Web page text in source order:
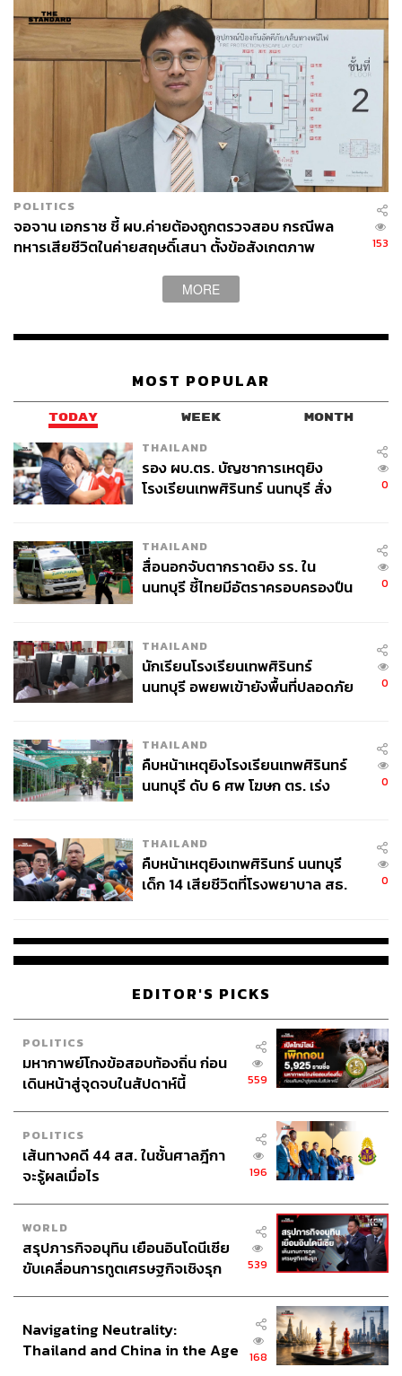
POLITICS
จอจาน เอกราช ชี้ ผบ.ค่ายต้องถูกตรวจสอบ กรณีพล
ทหารเสียชีวิตในค่ายสฤษดิ์เสนา ตั้งข้อสังเกตภาพ
153
MORE
MOST POPULAR
TODAY WEEK MONTH
THAILAND
รอง ผบ.ตร. บัญชาการเหตุยิง
โรงเรียนเทพศิรินทร์ นนทบุรี สั่ง
0
THAILAND
สื่อนอกจับตากราดยิง รร. ใน
นนทบุรี ชี้ไทยมีอัตราครอบครองปืน
0
THAILAND
นักเรียนโรงเรียนเทพศิรินทร์
นนทบุรี อพยพเข้ายังพื้นที่ปลอดภัย
0
THAILAND
คืบหน้าเหตุยิงโรงเรียนเทพศิรินทร์
นนทบุรี ดับ 6 ศพ โฆษก ตร. เร่ง
0
THAILAND
คืบหน้าเหตุยิงเทพศิรินทร์ นนทบุรี
เด็ก 14 เสียชีวิตที่โรงพยาบาล สธ.
0
EDITOR'S PICKS
POLITICS
มหากาพย์โกงข้อสอบท้องถิ่น ก่อน
เดินหน้าสู่จุดจบในสัปดาห์นี้
559
POLITICS
เส้นทางคดี 44 สส. ในชั้นศาลฎีกา
จะรู้ผลเมื่อไร
196
WORLD
สรุปภารกิจอนุทิน เยือนอินโดนีเซีย
ขับเคลื่อนการทูตเศรษฐกิจเชิงรุก
539
Navigating Neutrality:
Thailand and China in the Age
168